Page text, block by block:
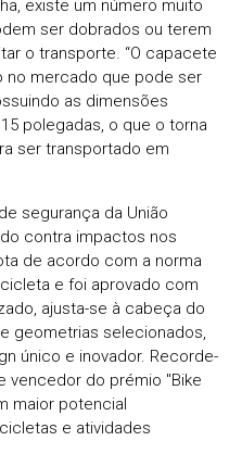
existe um número muito
ser dobrados ou terem
o transporte. “O capacete
no mercado que pode ser
as dimensões
polegadas, o que o torna
ser transportado em
segurança da União
contra impactos nos
de acordo com a norma
e foi aprovado com
ajusta-se à cabeça do
geometrias selecionados,
único e inovador. Recorde-
vencedor do prémio "Bike
maior potencial
e atividades